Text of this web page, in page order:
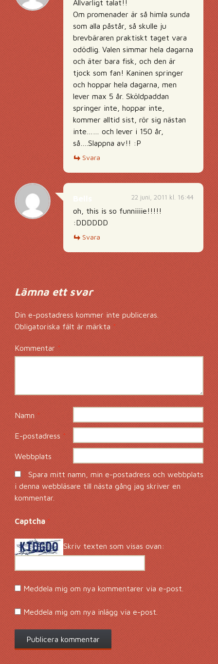
Allvarligt talat!!
Om promenader är så himla sunda
som alla påstår, så skulle ju
brevbäraren praktiskt taget vara
odödlig. Valen simmar hela dagarna
och äter bara fisk, och den är
tjock som fan! Kaninen springer
och hoppar hela dagarna, men
lever max 5 år. Sköldpaddan
springer inte, hoppar inte,
kommer alltid sist, rör sig nästan
inte…… och lever i 150 år,
så….Slappna av!! :P
Svara
22 juni, 2011 kl. 16:44
oh, this is so funniiiie!!!!!
:DDDDDD
Svara
Lämna ett svar
Din e-postadress kommer inte publiceras.
Obligatoriska fält är märkta*
Kommentar*
Namn*
E-postadress*
Webbplats
Spara mitt namn, min e-postadress och webbplats
i denna webbläsare till nästa gång jag skriver en
kommentar.
Captcha*
Skriv texten som visas ovan:
Meddela mig om nya kommentarer via e-post.
Meddela mig om nya inlägg via e-post.